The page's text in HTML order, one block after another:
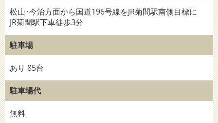
松山･今治方面から国道196号線をJR菊間駅南側目標に
JR菊間駅下車徒歩3分
駐車場
あり 85台
駐車場代
無料